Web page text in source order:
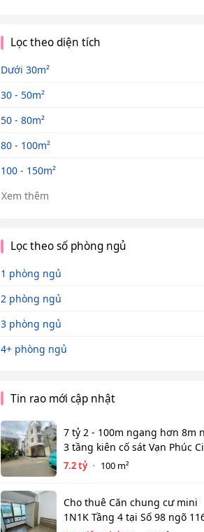
Lọc theo diện tích
Dưới 30m²
30 - 50m²
50 - 80m²
80 - 100m²
100 - 150m²
Xem thêm
Lọc theo số phòng ngủ
1 phòng ngủ
2 phòng ngủ
3 phòng ngủ
4+ phòng ngủ
Tin rao mới cập nhật
7 tỷ 2 - 100m ngang hơn 8m
3 tầng kiên cố sát Vạn Phúc
HẺM XE HƠI TỚI CỬA
7.2 tỷ 100 m²
Cho thuê Căn chung cư mini
1N1K Tầng 4 tại Số 98 ngõ